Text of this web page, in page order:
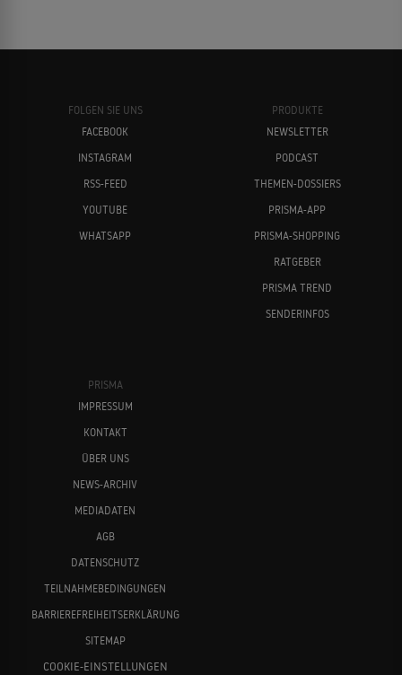
FOLGEN SIE UNS
FACEBOOK
INSTAGRAM
RSS-FEED
YOUTUBE
WHATSAPP
PRODUKTE
NEWSLETTER
PODCAST
THEMEN-DOSSIERS
PRISMA-APP
PRISMA-SHOPPING
RATGEBER
PRISMA TREND
SENDERINFOS
PRISMA
IMPRESSUM
KONTAKT
ÜBER UNS
NEWS-ARCHIV
MEDIADATEN
AGB
DATENSCHUTZ
TEILNAHMEBEDINGUNGEN
BARRIEREFREIHEITSERKLÄRUNG
SITEMAP
COOKIE-EINSTELLUNGEN